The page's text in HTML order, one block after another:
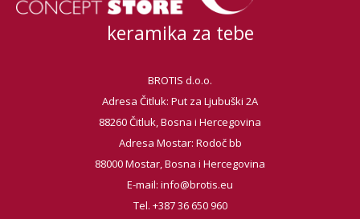
keramika za tebe
BROTIS d.o.o.
Adresa Čitluk: Put za Ljubuški 2A
88260 Čitluk, Bosna i Hercegovina
Adresa Mostar: Rodoč bb
88000 Mostar, Bosna i Hercegovina
E-mail: info@brotis.eu
Tel. +387 36 650 960